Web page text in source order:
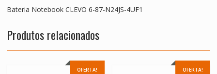
Bateria Notebook CLEVO 6-87-N24JS-4UF1
Produtos relacionados
OFERTA! OFERTA!